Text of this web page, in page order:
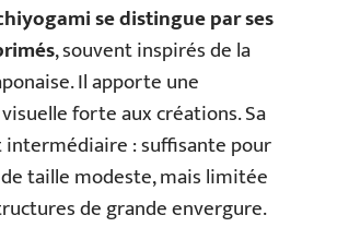
se distingue par ses
, souvent inspirés de la
Il apporte une
forte aux créations. Sa
: suffisante pour
taille modeste, mais limitée
de grande envergure.